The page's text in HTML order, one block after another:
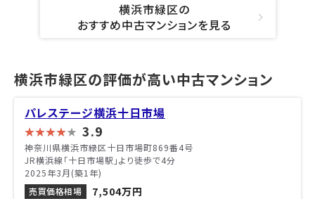
横浜市緑区の
おすすめ中古マンションを見る
横浜市緑区の評価が高い中古マンション
パレステージ横浜十日市場
3.9
神奈川県横浜市緑区十日市場町869番4号
JR横浜線「十日市場駅」より徒歩で4分
2025年3月(築1年)
売買価格相場
7,504万円